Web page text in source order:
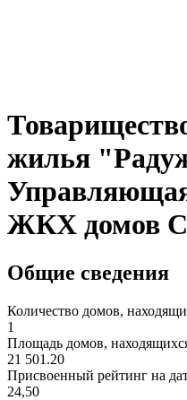
жилья
ЖКХ домов
Общие сведения
Количество домов,
1
Площадь домов,
21 501.20
Присвоенный рейтинг на
24,50